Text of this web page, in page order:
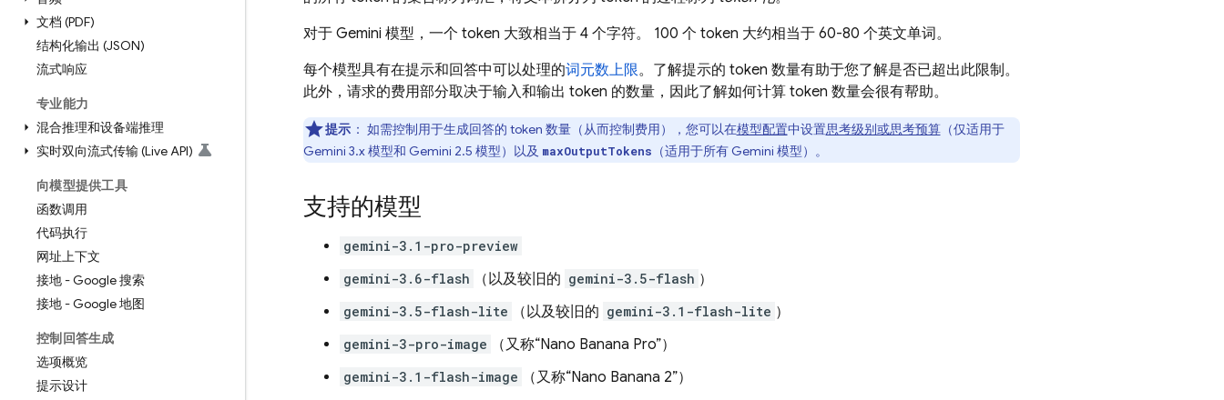
文档 (PDF)
结构化输出 (JSON)
流式响应
专业能力
混合推理和设备端推理
实时双向流式传输 (Live API)
向模型提供工具
函数调用
代码执行
网址上下文
接地 - Google 搜索
接地 - Google 地图
控制回答生成
选项概览
提示设计
对于 Gemini 模型，一个 token 大致相当于 4 个字符。 100 个 token 大约相当于 60-80 个英文单词。
每个模型具有在提示和回答中可以处理的词元数上限。了解提示的 token 数量有助于您了解是否已超出此限制。
此外，请求的费用部分取决于输入和输出 token 的数量，因此了解如何计算 token 数量会很有帮助。
提示 ： 如需控制用于生成回答的 token 数量（从而控制费用），您可以在模型配置中设置思考级别或思考预算（仅适用于
Gemini 3.x模型和 Gemini 2.5 模型）以及 maxOutputTokens （适用于所有 Gemini 模型）。
支持的模型
gemini-3.1-pro-preview
gemini-3.6-flash
（以及较旧的 gemini-3.5-flash ）
gemini-3.5-flash-lite （以及较旧的 gemini-3.1-flash-lite ）
gemini-3-pro-image （又称“Nano Banana Pro”）
gemini-3.1-flash-image （又称“Nano Banana 2”）